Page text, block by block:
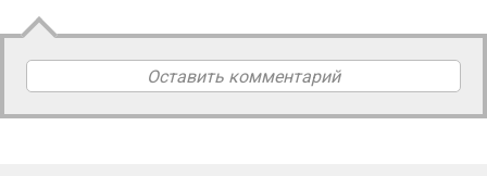
Оставить комментарий